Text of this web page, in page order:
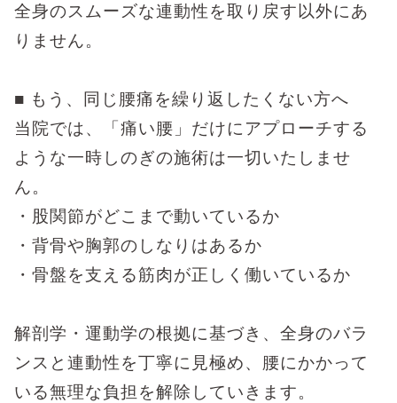
全身のスムーズな連動性を取り戻す以外にあ
りません。
■ もう、同じ腰痛を繰り返したくない方へ
当院では、「痛い腰」だけにアプローチする
ような一時しのぎの施術は一切いたしませ
ん。
・股関節がどこまで動いているか
・背骨や胸郭のしなりはあるか
・骨盤を支える筋肉が正しく働いているか
解剖学・運動学の根拠に基づき、全身のバラ
ンスと連動性を丁寧に見極め、腰にかかって
いる無理な負担を解除していきます。